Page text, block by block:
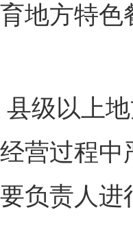
地方特
以上地
营过程
负责人